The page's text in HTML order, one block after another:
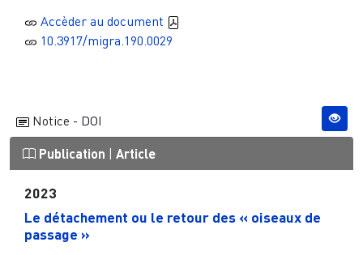
Accèder au document
10.3917/migra.190.0029
Notice - DOI
Publication Article
2023
Le détachement ou le retour des « oiseaux de
passage »